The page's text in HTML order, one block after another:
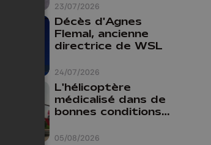
23/07/2026
24/07/2026
Décès d'Agnes
Flemal, ancienne
directrice de WSL
05/08/2026
L'hélicoptère
médicalisé dans de
bonnes conditions à